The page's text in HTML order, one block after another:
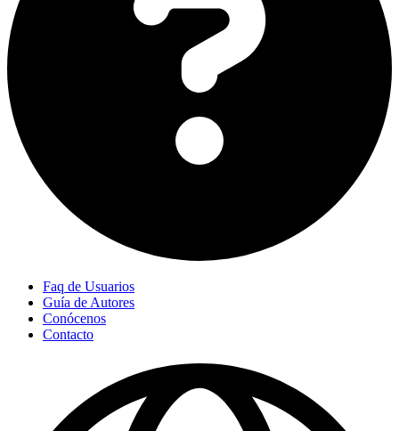
Faq de Usuarios
Guía de Autores
Conócenos
Contacto